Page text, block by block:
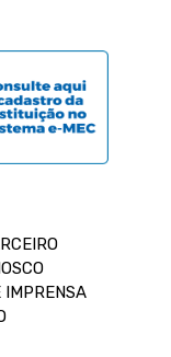
IMPRENSA